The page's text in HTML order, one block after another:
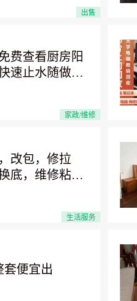
出售
费查看厨房阳
速止水随做随
家政/维修
改包，修拉
底，维修粘胶
带子，
生活服务
套便宜出